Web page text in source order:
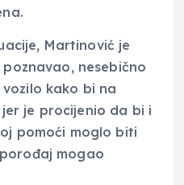
Martinović je
nesebično
kako bi na
je procijenio da bi i
pomoći moglo biti
mogao